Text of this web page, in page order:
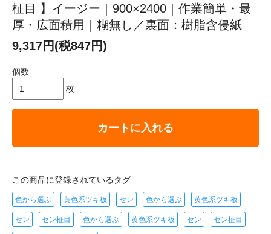
柾目 】イージー｜900×2400｜作業簡単・最
厚・広面積用｜糊無し／裏面：樹脂含侵紙
9,317円(税847円)
個数
枚
カートに入れる
この商品に登録されているタグ
色から選ぶ 黄色系ツキ板 セン 色から選ぶ 黄色系ツキ板
セン セン柾目 色から選ぶ 黄色系ツキ板 セン セン柾目